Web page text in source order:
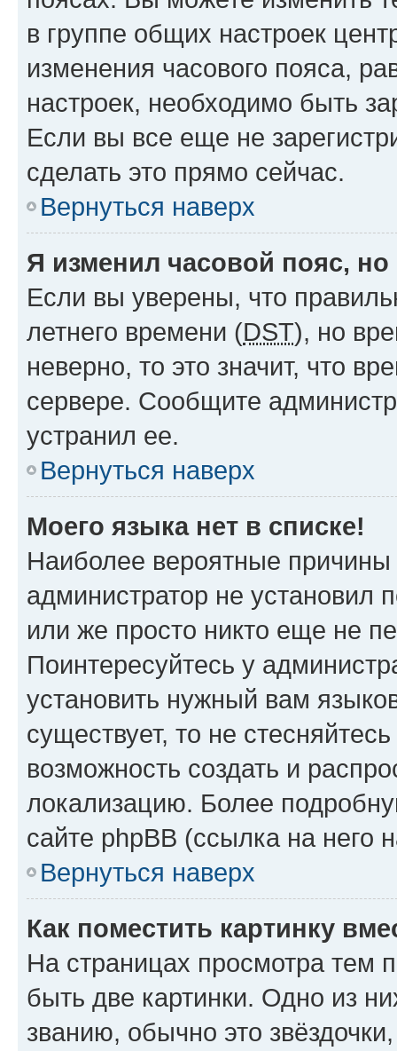
в группе общих настроек
изменения часового пояса,
настроек, необходимо быть
Если вы все еще не
сделать это прямо сейчас.
Вернуться наверх
Я изменил часовой пояс,
Если вы уверены, что
летнего времени (DST), но
неверно, то это значит, что
сервере. Сообщите
устранил ее.
Вернуться наверх
Моего языка нет в списке!
Наиболее вероятные причины
администратор не установил
или же просто никто еще не
Поинтересуйтесь у
установить нужный вам
существует, то не
возможность создать и
локализацию. Более
сайте phpBB (ссылка на него
Вернуться наверх
Как поместить картинку
На страницах просмотра тем
быть две картинки. Одно из
званию, обычно это